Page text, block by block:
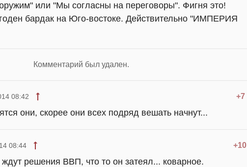
или "Мы согласны на переговоры". Фигня это!
бардак на Юго-востоке. Действительно "ИМПЕРИЯ
Комментарий был удален.
+7
08:42
они, скорее они всех подряд вешать начнут...
+10
08:44
решения ВВП, что то он затеял... коварное.